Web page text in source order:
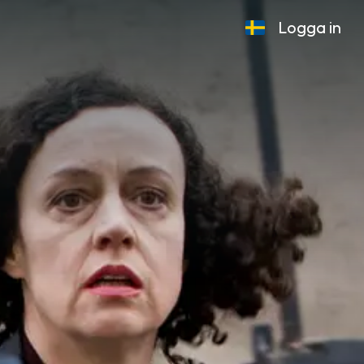
Logga in